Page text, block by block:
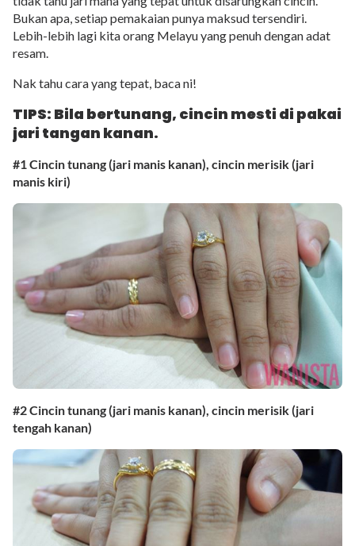
Bukan apa, setiap pemakaian punya maksud tersendiri.
Lebih-lebih lagi kita orang Melayu yang penuh dengan adat
resam.
Nak tahu cara yang tepat, baca ni!
TIPS: Bila bertunang, cincin mesti di pakai
jari tangan kanan.
#1 Cincin tunang (jari manis kanan), cincin merisik (jari
manis kiri)
#2 Cincin tunang (jari manis kanan), cincin merisik (jari
tengah kanan)